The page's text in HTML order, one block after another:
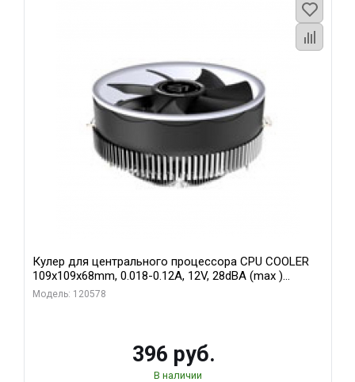
Кулер для центрального процессора CPU COOLER
109x109x68mm, 0.018-0.12A, 12V, 28dBA (max )
+/-10%
Модель: 120578
396 руб.
В наличии